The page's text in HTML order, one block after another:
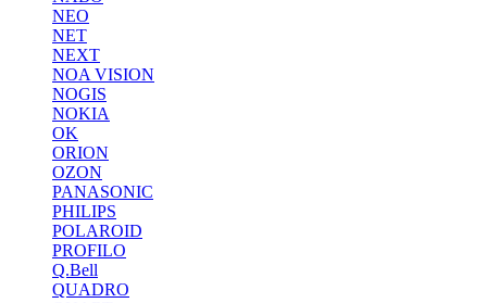
NEO
NET
NEXT
NOA VISION
NOGIS
NOKIA
OK
ORION
OZON
PANASONIC
PHILIPS
POLAROID
PROFILO
Q.Bell
QUADRO